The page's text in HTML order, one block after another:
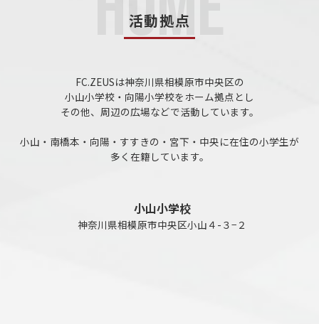
活動拠点
FC.ZEUSは神奈川県相模原市中央区の
小山小学校・向陽小学校をホーム拠点とし
その他、周辺の広場などで活動しています。
小山・南橋本・向陽・すすきの・宮下・中央に在住の小学生が
多く在籍しています。
小山小学校
神奈川県相模原市中央区小山４-３−２